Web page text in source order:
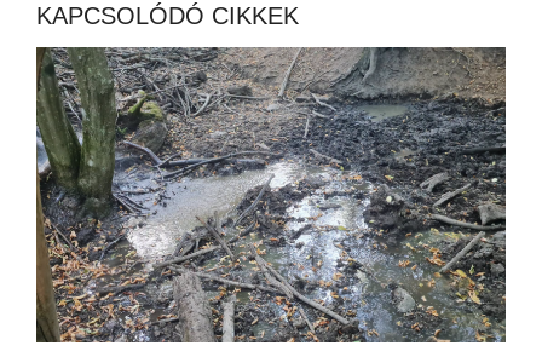
KAPCSOLÓDÓ CIKKEK